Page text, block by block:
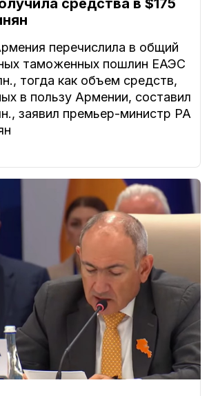
средства в $175
перечислила в общий
таможенных пошлин ЕАЭС
тогда как объем средств,
в пользу Армении, составил
заявил премьер-министр РА